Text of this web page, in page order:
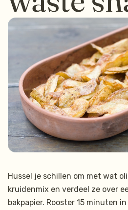
Hussel je schillen om met wat
kruidenmix en verdeel ze over
bakpapier. Rooster 15 minuten